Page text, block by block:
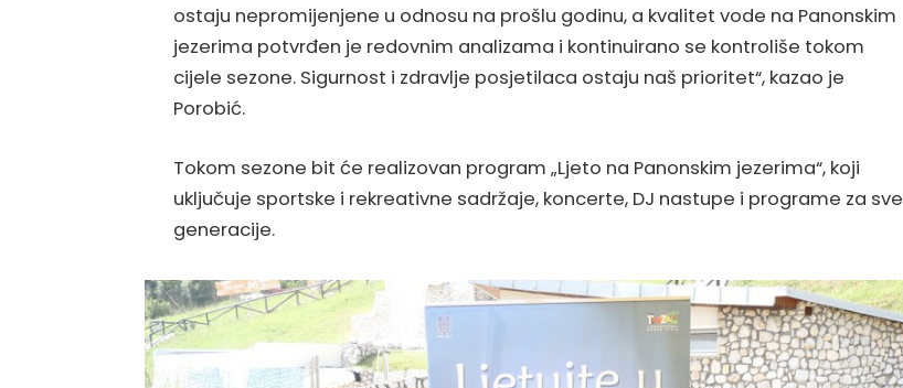
ostaju nepromijenjene u odnosu na prošlu godinu, a kvalitet vode na Panonskim
jezerima potvrđen je redovnim analizama i kontinuirano se kontroliše tokom
cijele sezone. Sigurnost i zdravlje posjetilaca ostaju naš prioritet“, kazao je
Porobić.
Tokom sezone bit će realizovan program „Ljeto na Panonskim jezerima“, koji
uključuje sportske i rekreativne sadržaje, koncerte, DJ nastupe i programe za sve
generacije.